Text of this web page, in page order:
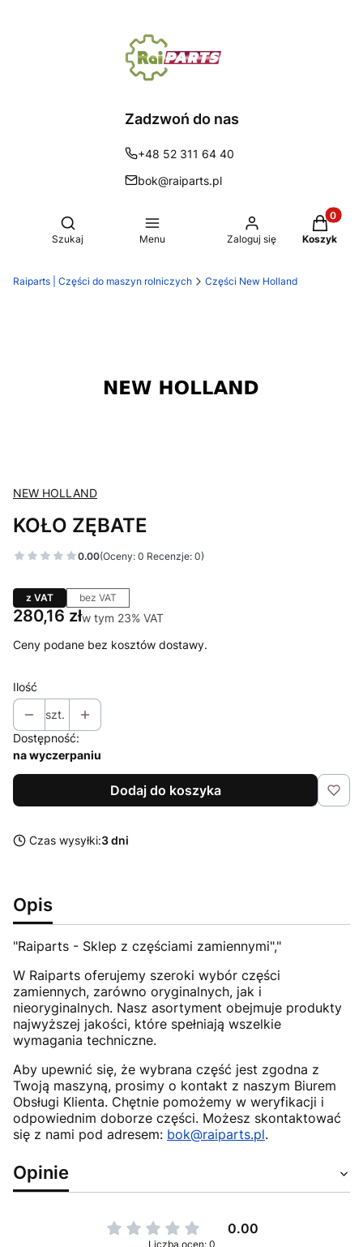
Zadzwoń do nas
+48 52 311 64 40
bok@raiparts.pl
Otwórz wyszukiwarkę
Szukaj Menu Zaloguj się Koszyk
Raiparts | Części do maszyn rolniczych Części New Holland
NEW HOLLAND
KOŁO ZĘBATE
0.00(Oceny: 0 Recenzje: 0)
z VAT bez VAT
Cena
280,16 złw tym 23% VAT
w tym 23% VAT
Ceny podane bez kosztów dostawy.
Ilość
szt.
Dostępność:
na wyczerpaniu
Dodaj do koszyka
Czas wysyłki:3 dni
Opis
"Raiparts - Sklep z częściami zamiennymi","
W Raiparts oferujemy szeroki wybór części
zamiennych, zarówno oryginalnych, jak i
nieoryginalnych. Nasz asortyment obejmuje produkty
najwyższej jakości, które spełniają wszelkie
wymagania techniczne.
Aby upewnić się, że wybrana część jest zgodna z
Twoją maszyną, prosimy o kontakt z naszym Biurem
Obsługi Klienta. Chętnie pomożemy w weryfikacji i
odpowiednim doborze części. Możesz skontaktować
się z nami pod adresem: bok@raiparts.pl.
Opinie
0.00
Liczba ocen: 0